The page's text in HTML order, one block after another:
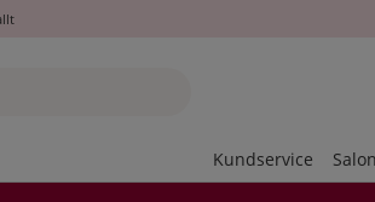
Kundservice